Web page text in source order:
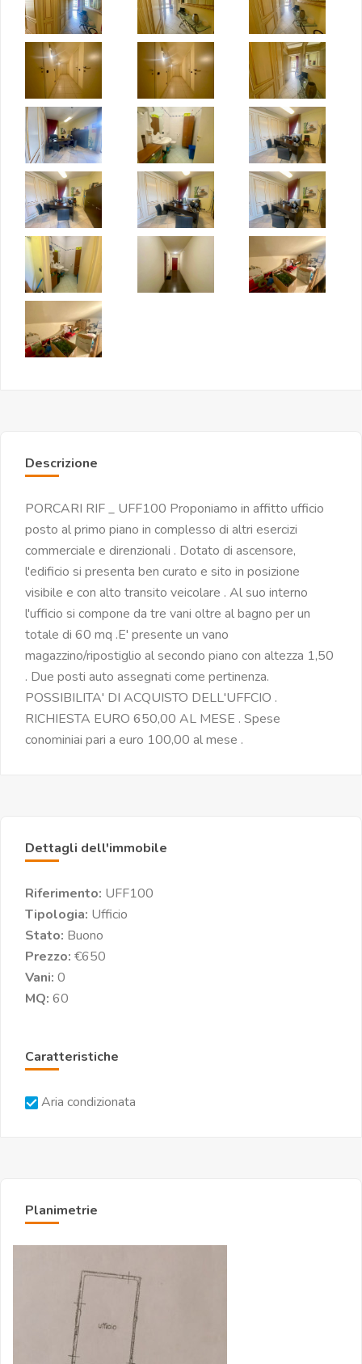
Descrizione
PORCARI RIF _ UFF100 Proponiamo in affitto ufficio
posto al primo piano in complesso di altri esercizi
commerciale e direnzionali . Dotato di ascensore,
l'edificio si presenta ben curato e sito in posizione
visibile e con alto transito veicolare . Al suo interno
l'ufficio si compone da tre vani oltre al bagno per un
totale di 60 mq .E' presente un vano
magazzino/ripostiglio al secondo piano con altezza 1,50
. Due posti auto assegnati come pertinenza.
POSSIBILITA' DI ACQUISTO DELL'UFFCIO .
RICHIESTA EURO 650,00 AL MESE . Spese
conominiai pari a euro 100,00 al mese .
Dettagli dell'immobile
Riferimento: UFF100
Tipologia: Ufficio
Stato: Buono
Prezzo: €650
Vani: 0
MQ: 60
Caratteristiche
Aria condizionata
Planimetrie